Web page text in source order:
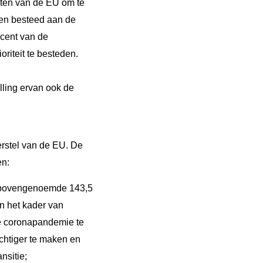
van de EU om te
besteed aan de
van de
te besteden.
ervan ook de
van de EU. De
143,5
het kader van
te
te maken en